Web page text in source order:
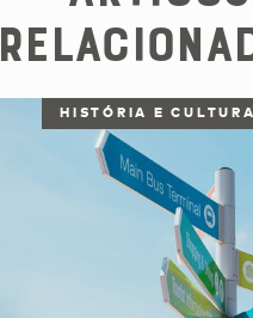
HISTÓRIA E